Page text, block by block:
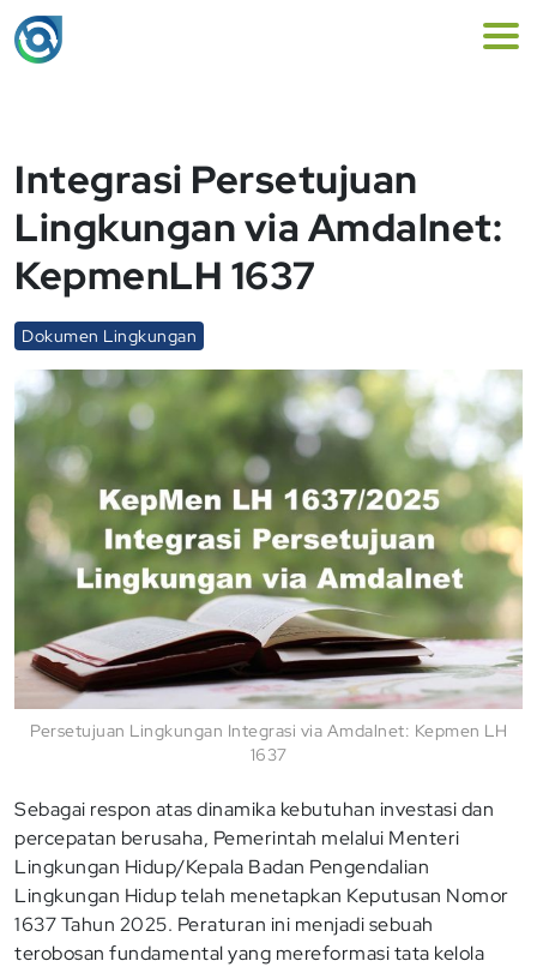
Integrasi Persetujuan
Lingkungan via Amdalnet:
KepmenLH 1637
Dokumen Lingkungan
Persetujuan Lingkungan Integrasi via Amdalnet: Kepmen LH
1637
Sebagai respon atas dinamika kebutuhan investasi dan
percepatan berusaha, Pemerintah melalui Menteri
Lingkungan Hidup/Kepala Badan Pengendalian
Lingkungan Hidup telah menetapkan Keputusan Nomor
1637 Tahun 2025. Peraturan ini menjadi sebuah
terobosan fundamental yang mereformasi tata kelola